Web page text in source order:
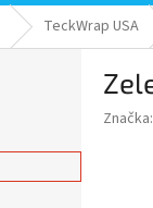
TeckWrap USA
Značka: